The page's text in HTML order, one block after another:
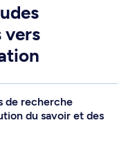
vers
de recherche
du savoir et des